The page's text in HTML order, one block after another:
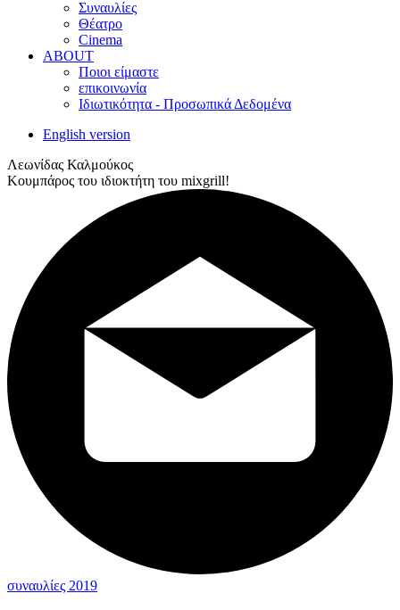
Συναυλίες
Θέατρο
Cinema
ABOUT
Ποιοι είμαστε
επικοινωνία
Ιδιωτικότητα - Προσωπικά Δεδομένα
English version
Λεωνίδας Καλμούκος
Κουμπάρος του ιδιοκτήτη του mixgrill!
συναυλίες 2019